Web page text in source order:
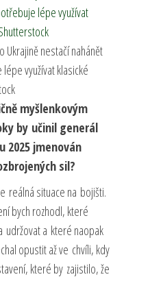
Ukrajině nestačí nahánět
využívat klasické
myšlenkovým
by učinil generál
2025 jmenován
sil?
reálná situace na bojišti.
bych rozhodl, které
udržovat a které naopak
opustit až ve chvíli, kdy
které by zajistilo, že